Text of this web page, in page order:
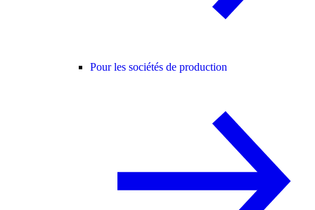
Pour les sociétés de production